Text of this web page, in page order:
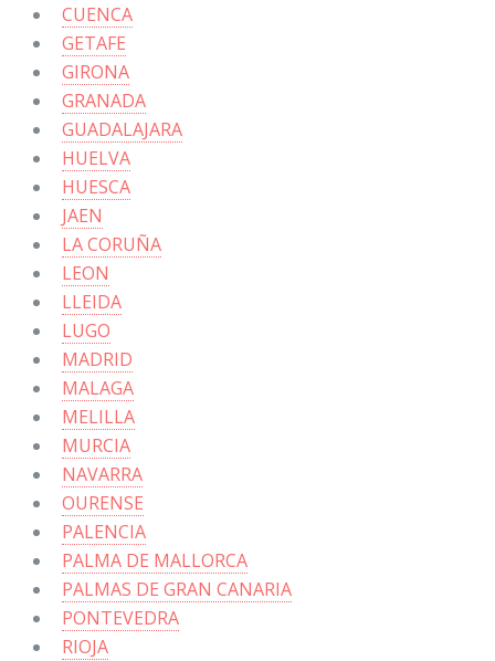
CUENCA
GETAFE
GIRONA
GRANADA
GUADALAJARA
HUELVA
HUESCA
JAEN
LA CORUÑA
LEON
LLEIDA
LUGO
MADRID
MALAGA
MELILLA
MURCIA
NAVARRA
OURENSE
PALENCIA
PALMA DE MALLORCA
PALMAS DE GRAN CANARIA
PONTEVEDRA
RIOJA